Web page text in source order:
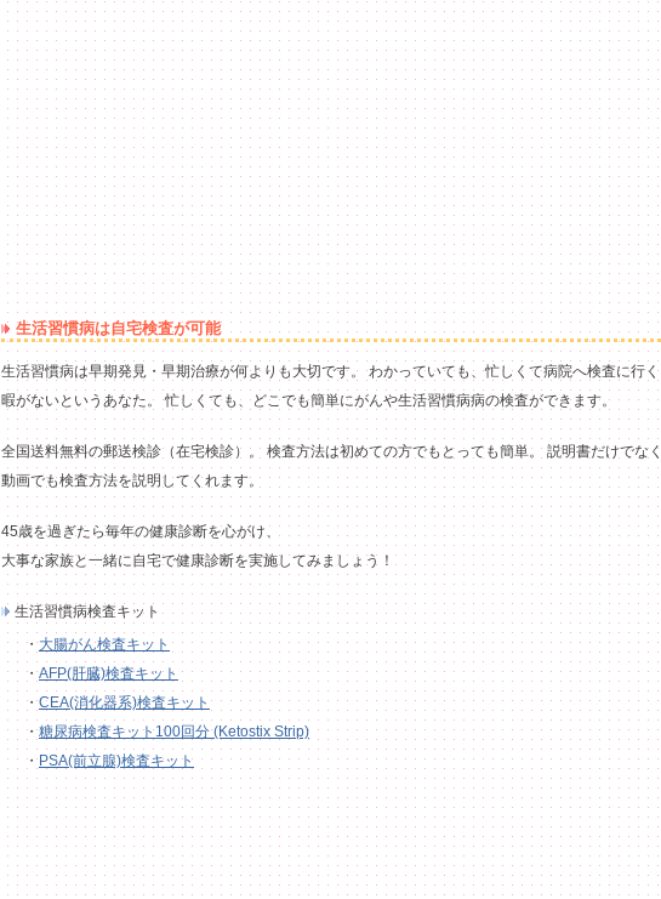
生活習慣病は自宅検査が可能
生活習慣病は早期発見・早期治療が何よりも大切です。 わかっていても、忙しくて病院へ検査に行く
暇がないというあなた。 忙しくても、どこでも簡単にがんや生活習慣病病の検査ができます。
全国送料無料の郵送検診（在宅検診）。 検査方法は初めての方でもとっても簡単。 説明書だけでなく
動画でも検査方法を説明してくれます。
45歳を過ぎたら毎年の健康診断を心がけ、
大事な家族と一緒に自宅で健康診断を実施してみましょう！
生活習慣病検査キット
・大腸がん検査キット
・AFP(肝臓)検査キット
・CEA(消化器系)検査キット
・糖尿病検査キット100回分 (Ketostix Strip)
・ PSA(前立腺)検査キット